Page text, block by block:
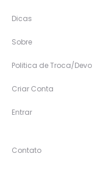
Dicas
Sobre
Politica de Troca/
Criar Conta
Entrar
Contato